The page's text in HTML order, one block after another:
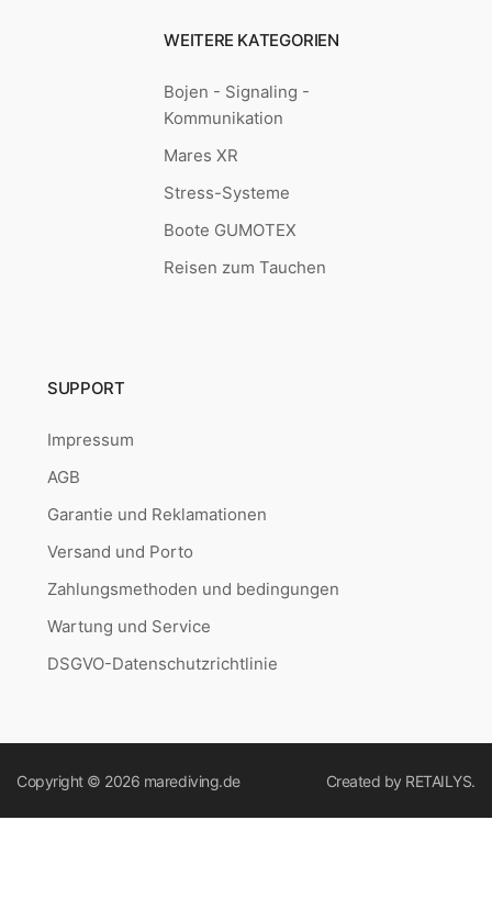
WEITERE KATEGORIEN
Bojen - Signaling -
Kommunikation
Mares XR
Stress-Systeme
Boote GUMOTEX
Reisen zum Tauchen
SUPPORT
Impressum
AGB
Garantie und Reklamationen
Versand und Porto
Zahlungsmethoden und bedingungen
Wartung und Service
DSGVO-Datenschutzrichtlinie
Copyright © 2026 marediving.de Created by RETAILYS.